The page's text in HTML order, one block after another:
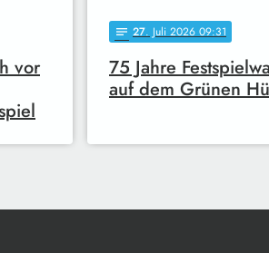
vor
notes 27. Juli 2026 09:31
75 Jahre
auf dem Grünen